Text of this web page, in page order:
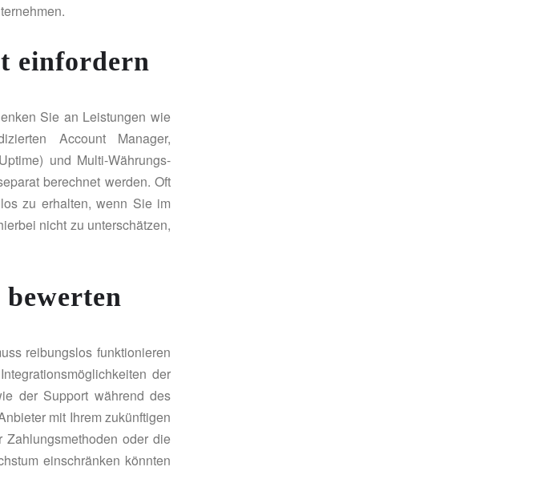
einfordern
Sie an Leistungen wie
Account Manager,
und Multi-Währungs-
berechnet werden. Oft
zu erhalten, wenn Sie im
nicht zu unterschätzen,
reibungslos funktionieren
der
der Support während des
mit Ihrem zukünftigen
Zahlungsmethoden oder die
einschränken könnten